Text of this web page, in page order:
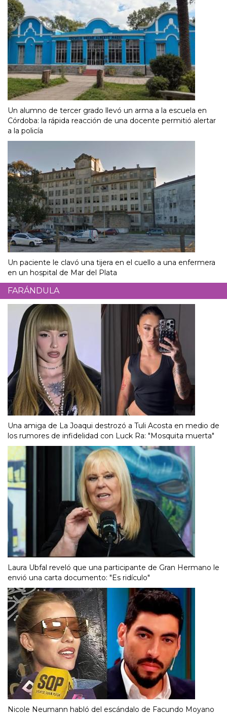
Un alumno de tercer grado llevó un arma a la escuela en
Córdoba: la rápida reacción de una docente permitió alertar
a la policía
Un paciente le clavó una tijera en el cuello a una enfermera
en un hospital de Mar del Plata
FARÁNDULA
Una amiga de La Joaqui destrozó a Tuli Acosta en medio de
los rumores de infidelidad con Luck Ra: "Mosquita muerta"
Laura Ubfal reveló que una participante de Gran Hermano le
envió una carta documento: "Es ridículo"
Nicole Neumann habló del escándalo de Facundo Moyano